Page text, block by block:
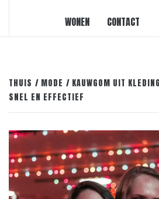
WONEN CONTACT
THUIS MODE
KAUWGOM UIT
SNEL EN EFFECTIEF